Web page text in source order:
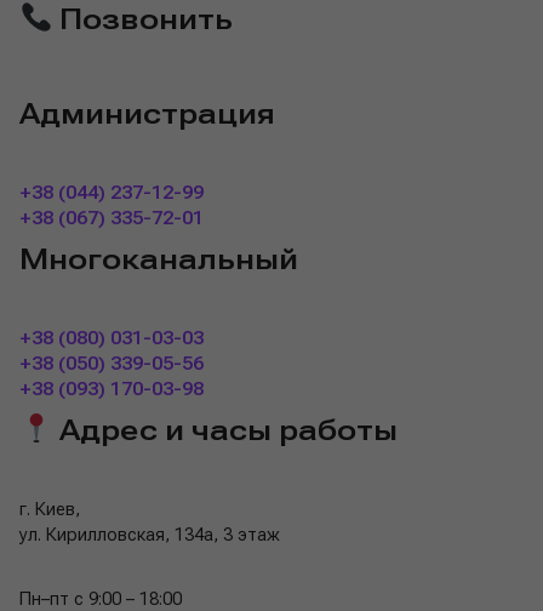
Позвонить
Администрация
+38 (044) 237-12-99
+38 (067) 335-72-01
Многоканальный
+38 (080) 031-03-03
+38 (050) 339-05-56
+38 (093) 170-03-98
Адрес и часы работы
г. Киев,
ул. Кирилловская, 134а, 3 этаж
Пн–пт с 9:00 – 18:00